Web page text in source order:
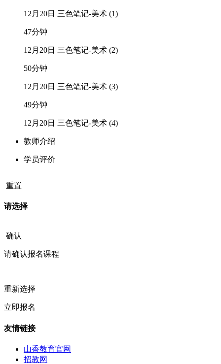
12月20日 三色笔记-美术 (1)
47分钟
12月20日 三色笔记-美术 (2)
50分钟
12月20日 三色笔记-美术 (3)
49分钟
12月20日 三色笔记-美术 (4)
教师介绍
学员评价
重置
请选择
确认
请确认报名课程
重新选择
立即报名
友情链接
山香教育官网
招教网